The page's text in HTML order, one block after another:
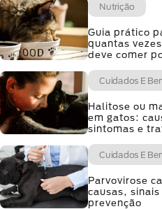
Nutrição
Guia prático
quantas
deve comer
Cuidados E
Halitose ou
em gatos:
sintomas e
Cuidados E
Parvovirose
causas,
prevenção